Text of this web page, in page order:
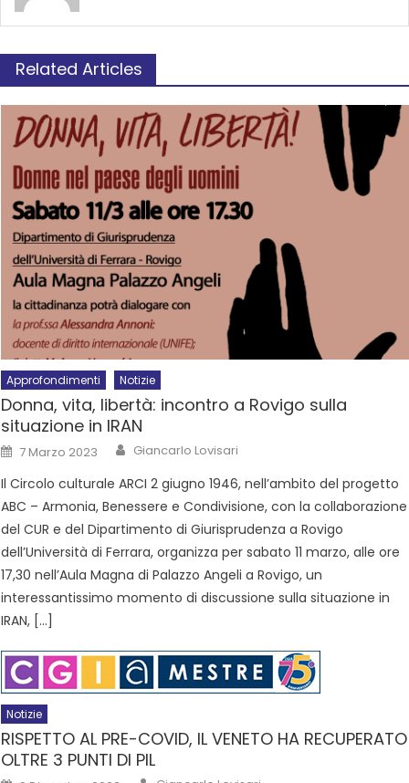
Related Articles
Approfondimenti Notizie
Donna, vita, libertà: incontro a Rovigo sulla
situazione in IRAN
7 Marzo 2023 Giancarlo Lovisari
Il Circolo culturale ARCI 2 giugno 1946, nell’ambito del progetto
ABC – Armonia, Benessere e Condivisione, con la collaborazione
del CUR e del Dipartimento di Giurisprudenza a Rovigo
dell’Università di Ferrara, organizza per sabato 11 marzo, alle ore
17,30 nell’Aula Magna di Palazzo Angeli a Rovigo, un
interessantissimo momento di discussione sulla situazione in
IRAN, […]
Notizie
RISPETTO AL PRE-COVID, IL VENETO HA RECUPERATO
OLTRE 3 PUNTI DI PIL